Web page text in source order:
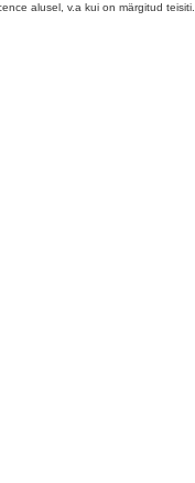
alusel, v.a kui on märgitud teisiti.